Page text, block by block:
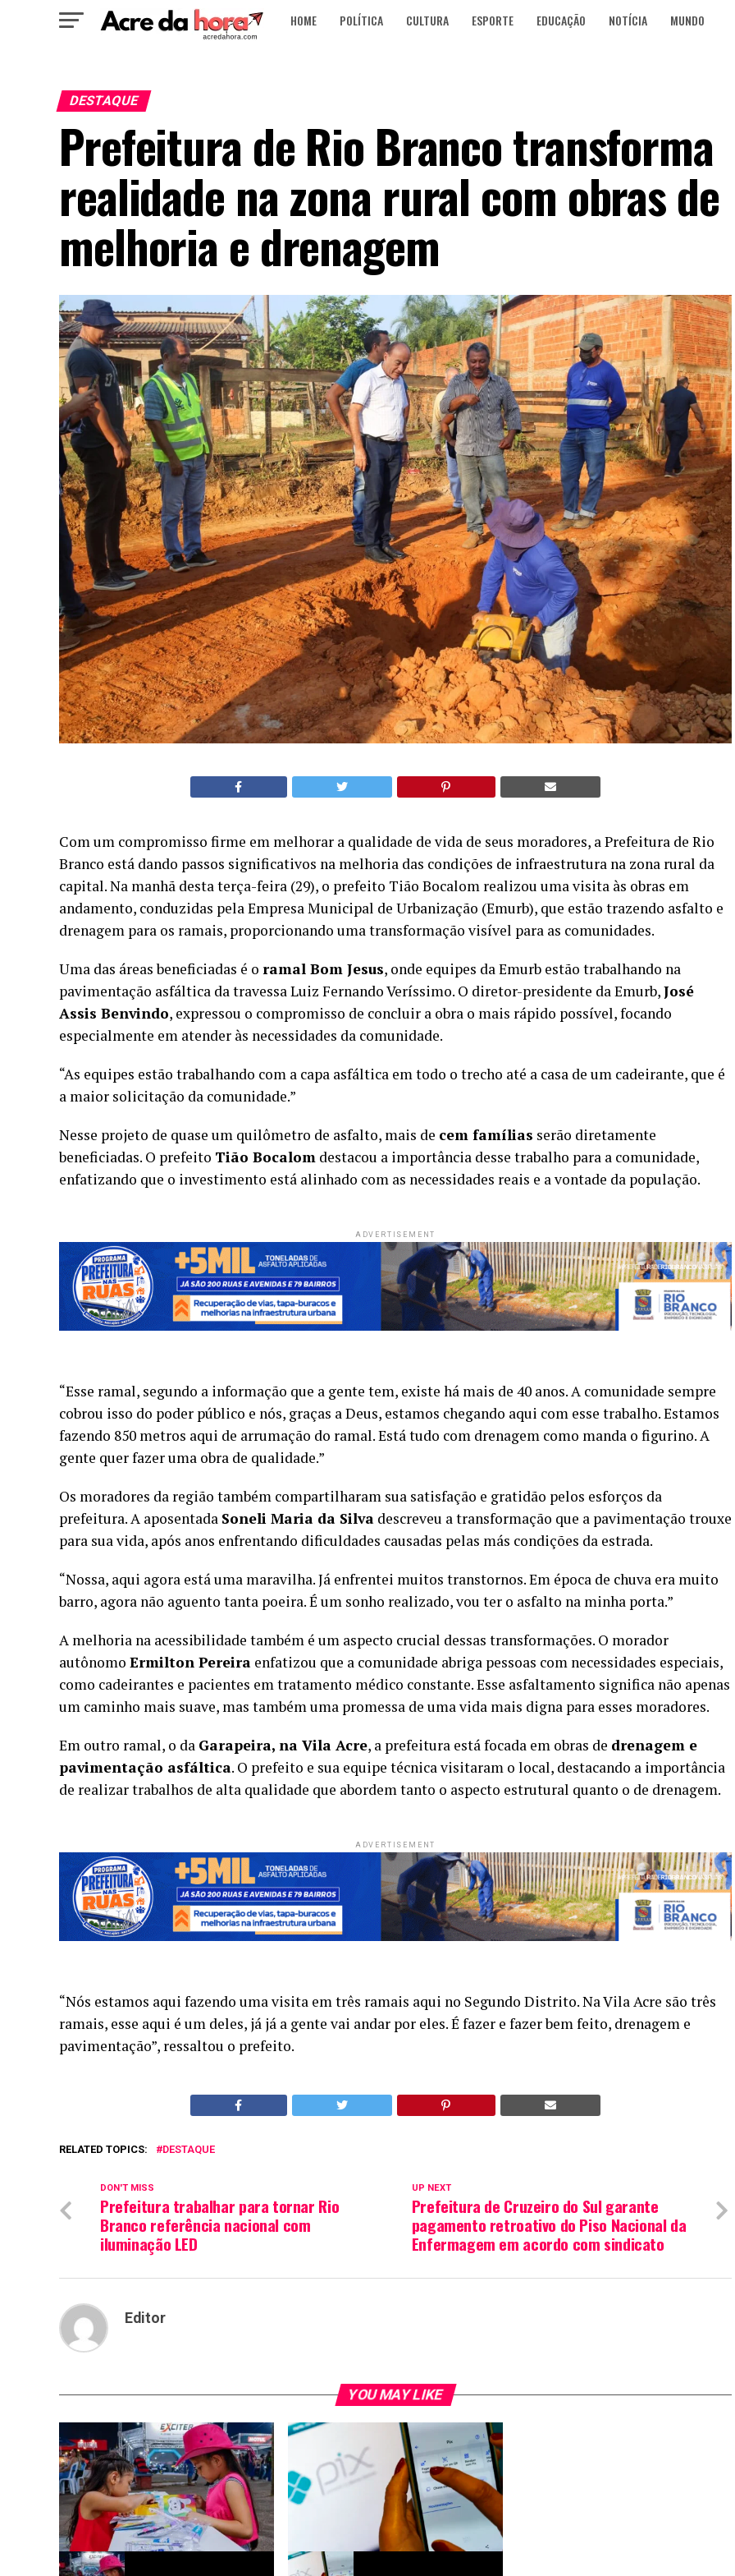
HOME POLÍTICA CULTURA ESPORTE EDUCAÇÃO NOTÍCIA MUNDO
DESTAQUE
Prefeitura de Rio Branco transforma
realidade na zona rural com obras de
melhoria e drenagem
Com um compromisso firme em melhorar a qualidade de vida de seus moradores, a Prefeitura de Rio
Branco está dando passos significativos na melhoria das condições de infraestrutura na zona rural da
capital. Na manhã desta terça-feira (29), o prefeito Tião Bocalom realizou uma visita às obras em
andamento, conduzidas pela Empresa Municipal de Urbanização (Emurb), que estão trazendo asfalto e
drenagem para os ramais, proporcionando uma transformação visível para as comunidades.
Uma das áreas beneficiadas é o ramal Bom Jesus, onde equipes da Emurb estão trabalhando na
pavimentação asfáltica da travessa Luiz Fernando Veríssimo. O diretor-presidente da Emurb,José
Assis Benvindo, expressou o compromisso de concluir a obra o mais rápido possível, focando
especialmente em atender às necessidades da comunidade.
“As equipes estão trabalhando com a capa asfáltica em todo o trecho até a casa de um cadeirante, que é
a maior solicitação da comunidade.”
Nesse projeto de quase um quilômetro de asfalto, mais de cem famílias serão diretamente
beneficiadas. O prefeito Tião Bocalom destacou a importância desse trabalho para a comunidade,
enfatizando que o investimento está alinhado com as necessidades reais e a vontade da população.
ADVERTISEMENT
“Esse ramal, segundo a informação que a gente tem, existe há mais de 40 anos. A comunidade sempre
cobrou isso do poder público e nós, graças a Deus, estamos chegando aqui com esse trabalho. Estamos
fazendo 850 metros aqui de arrumação do ramal. Está tudo com drenagem como manda o figurino. A
gente quer fazer uma obra de qualidade.”
Os moradores da região também compartilharam sua satisfação e gratidão pelos esforços da
prefeitura. A aposentada Soneli Maria da Silva descreveu a transformação que a pavimentação trouxe
para sua vida, após anos enfrentando dificuldades causadas pelas más condições da estrada.
“Nossa, aqui agora está uma maravilha. Já enfrentei muitos transtornos. Em época de chuva era muito
barro, agora não aguento tanta poeira. É um sonho realizado, vou ter o asfalto na minha porta.”
A melhoria na acessibilidade também é um aspecto crucial dessas transformações. O morador
autônomo Ermilton Pereira enfatizou que a comunidade abriga pessoas com necessidades especiais,
como cadeirantes e pacientes em tratamento médico constante. Esse asfaltamento significa não apenas
um caminho mais suave, mas também uma promessa de uma vida mais digna para esses moradores.
Em outro ramal, o da Garapeira, na Vila Acre, a prefeitura está focada em obras de drenagem e
pavimentação asfáltica. O prefeito e sua equipe técnica visitaram o local, destacando a importância
de realizar trabalhos de alta qualidade que abordem tanto o aspecto estrutural quanto o de drenagem.
ADVERTISEMENT
“Nós estamos aqui fazendo uma visita em três ramais aqui no Segundo Distrito. Na Vila Acre são três
ramais, esse aqui é um deles, já já a gente vai andar por eles. É fazer e fazer bem feito, drenagem e
pavimentação”, ressaltou o prefeito.
RELATED TOPICS: DESTAQUE
UP NEXT
Prefeitura de Cruzeiro do Sul garante
pagamento retroativo do Piso Nacional da
Enfermagem em acordo com sindicato
DON'T MISS
Prefeitura trabalhar para tornar Rio
Branco referência nacional com
iluminação LED
Editor
YOU MAY LIKE